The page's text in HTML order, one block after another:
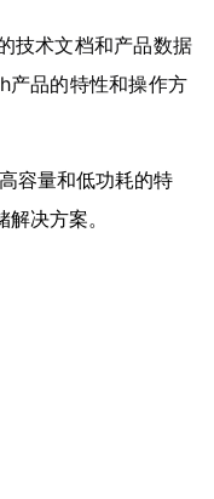
技术文档和产品数据
产品的特性和操作方
容量和低功耗的特
决方案。